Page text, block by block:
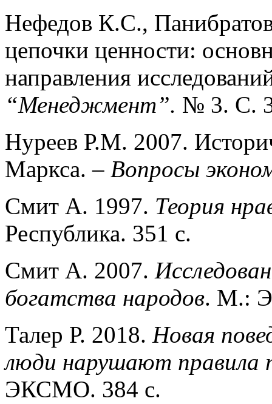
Нефедов К.С.,
цепочки ценности:
направления
“Менеджмент”. № 3. С.
Нуреев Р.М. 2007.
Маркса. – Вопросы
Смит А. 1997. Теория
Республика. 351 c.
Смит А. 2007.
богатства народов. М.:
Талер Р. 2018. Новая
люди нарушают правила
ЭКСМО. 384 c.